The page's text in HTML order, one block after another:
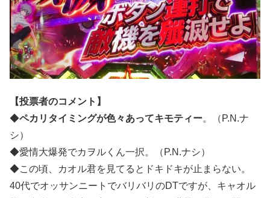
【投票者のコメント】
◆ペカリタイミングが色々あってキモティー。（P.N.ナ
シ）
◆愛情大爆発でカヲルくん一択。（P.N.ナシ）
◆この頃、カオル君を見てるとドキドキが止まらない。
40代でオッサンニートでバリバリのDTですが、キャオル